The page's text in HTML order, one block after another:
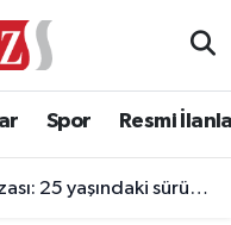
Spor Resmi
sürücü hayatını kaybetti